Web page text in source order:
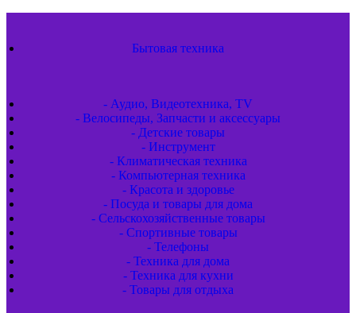
Бытовая техника
- Аудио, Видеотехника, TV
- Велосипеды, Запчасти и аксессуары
- Детские товары
- Инструмент
- Климатическая техника
- Компьютерная техника
- Красота и здоровье
- Посуда и товары для дома
- Сельскохозяйственные товары
- Спортивные товары
- Телефоны
- Техника для дома
- Техника для кухни
- Товары для отдыха